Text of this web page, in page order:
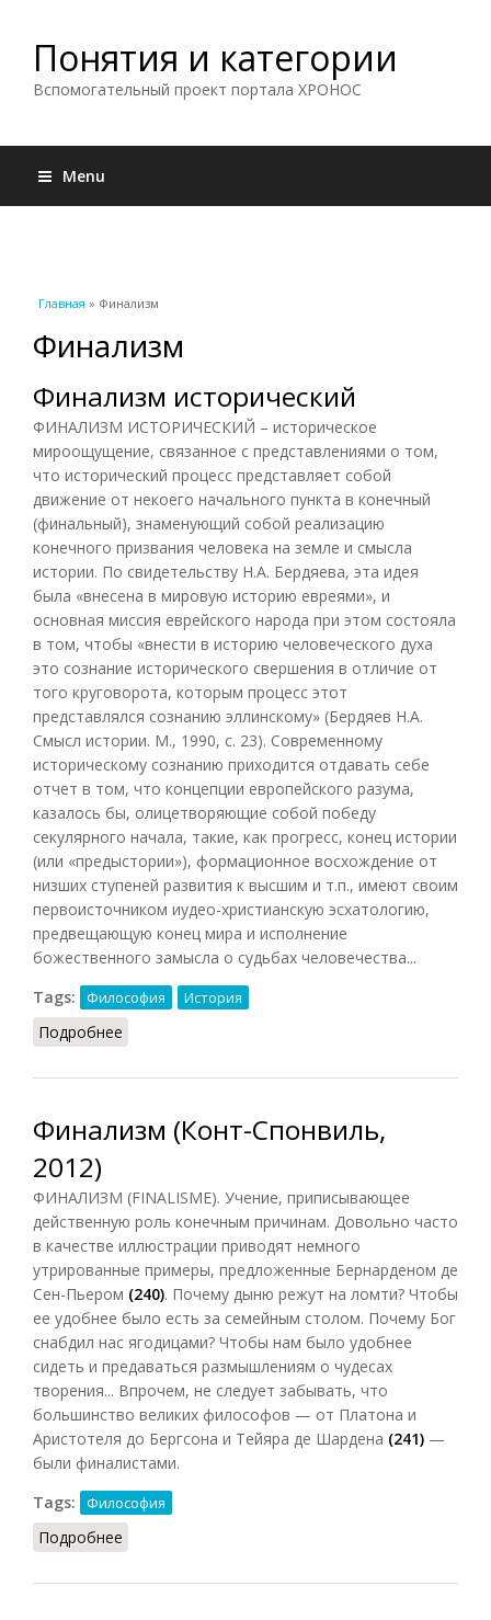
Понятия и категории
Вспомогательный проект портала ХРОНОС
Menu
Вы здесь
Главная » Финализм
Финализм
Финализм исторический
ФИНАЛИЗМ ИСТОРИЧЕСКИЙ – историческое
мироощущение, связанное с представлениями о том,
что исторический процесс представляет собой
движение от некоего начального пункта в конечный
(финальный), знаменующий собой реализацию
конечного призвания человека на земле и смысла
истории. По свидетельству Н.А. Бердяева, эта идея
была «внесена в мировую историю евреями», и
основная миссия еврейского народа при этом состояла
в том, чтобы «внести в историю человеческого духа
это сознание исторического свершения в отличие от
того круговорота, которым процесс этот
представлялся сознанию эллинскому» (Бердяев Н.А.
Смысл истории. М., 1990, с. 23). Современному
историческому сознанию приходится отдавать себе
отчет в том, что концепции европейского разума,
казалось бы, олицетворяющие собой победу
секулярного начала, такие, как прогресс, конец истории
(или «предыстории»), формационное восхождение от
низших ступеней развития к высшим и т.п., имеют своим
первоисточником иудео-христианскую эсхатологию,
предвещающую конец мира и исполнение
божественного замысла о судьбах человечества...
Tags:
Философия История
Подробнее
Финализм (Конт-Спонвиль,
2012)
ФИНАЛИЗМ (FINALISME). Учение, приписывающее
действенную роль конечным причинам. Довольно часто
в качестве иллюстрации приводят немного
утрированные примеры, предложенные Бернарденом де
Сен-Пьером (240). Почему дыню режут на ломти? Чтобы
ее удобнее было есть за семейным столом. Почему Бог
снабдил нас ягодицами? Чтобы нам было удобнее
сидеть и предаваться размышлениям о чудесах
творения... Впрочем, не следует забывать, что
большинство великих философов — от Платона и
Аристотеля до Бергсона и Тейяра де Шардена (241) —
были финалистами.
Tags:
Философия
Подробнее